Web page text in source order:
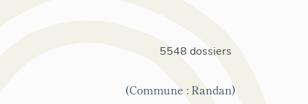
5548 dossiers
(Commune : Randan)